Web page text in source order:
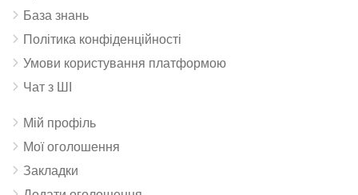
База знань
Політика конфіденційності
Умови користування платформою
Чат з ШІ
Мій профіль
Мої оголошення
Закладки